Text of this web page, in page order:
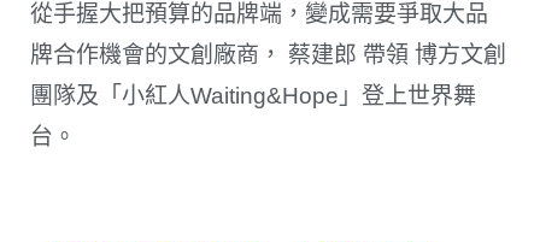
從手握大把預算的品牌端，變成需要爭取大品
牌合作機會的文創廠商， 蔡建郎 帶領 博方文創
團隊及「小紅人Waiting&Hope」登上世界舞
台。